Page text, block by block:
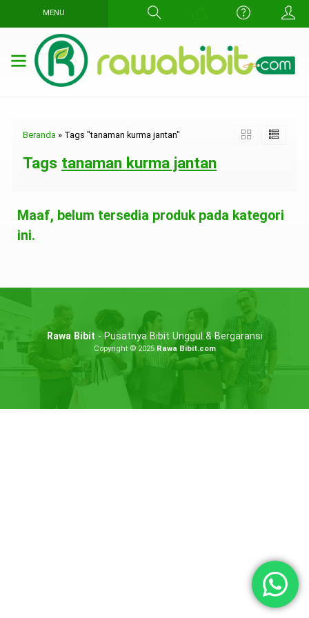
MENU
Beranda » Tags "tanaman kurma jantan"
Tags tanaman kurma jantan
Maaf, belum tersedia produk pada kategori
ini.
Rawa Bibit - Pusatnya Bibit Unggul & Bergaransi
Copyright © 2025 Rawa Bibit.com